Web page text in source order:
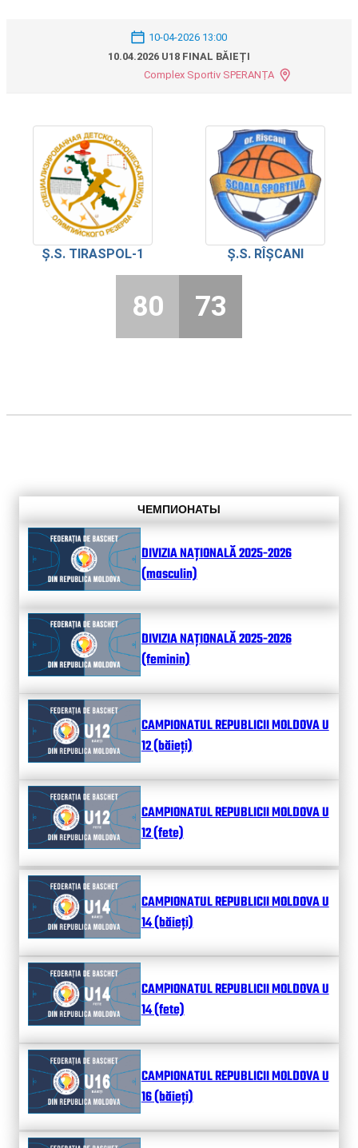
10-04-2026 13:00
10.04.2026 U18 FINAL BĂIEȚI
Complex Sportiv SPERANȚA
Ș.S. TIRASPOL-1 Ș.S. RÎȘCANI
80 73
ЧЕМПИОНАТЫ
DIVIZIA NAȚIONALĂ 2025-2026
(masculin)
DIVIZIA NAȚIONALĂ 2025-2026
(feminin)
CAMPIONATUL REPUBLICII MOLDOVA U
12 (băieți)
CAMPIONATUL REPUBLICII MOLDOVA U
12 (fete)
CAMPIONATUL REPUBLICII MOLDOVA U
14 (băieți)
CAMPIONATUL REPUBLICII MOLDOVA U
14 (fete)
CAMPIONATUL REPUBLICII MOLDOVA U
16 (băieți)